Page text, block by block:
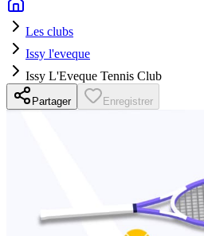
Les clubs
Issy l'eveque
Issy L'Eveque Tennis Club
Partager Enregistrer